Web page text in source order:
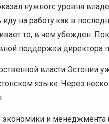
нужного уровня
на работу как в
то, в чем убежден.
поддержки директора
власти Эстонии
языке. Через
экономики и